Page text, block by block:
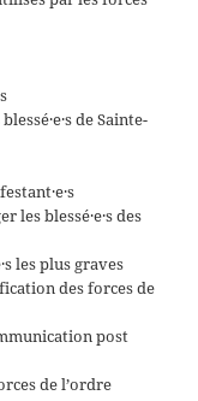
de Sainte-
les blessé·e·s des
les plus graves
des forces de
post
de l’ordre